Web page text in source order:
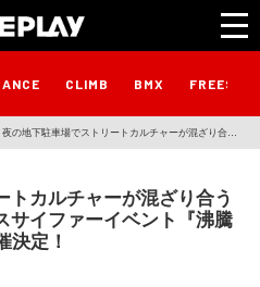
CLIMB BMX
夜の地下駐車場でストリートカルチャーが混ざり合う
PARKING』9月27日に開催決定！
トカルチャーが混ざり合う
サイファーイベント『沸騰
決定！